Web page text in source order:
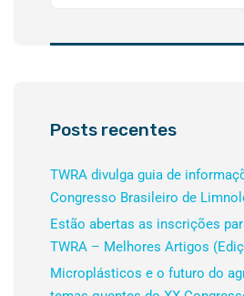
Posts recentes
TWRA divulga guia de
Congresso Brasileiro de
Estão abertas as inscrições
TWRA – Melhores Artigos
Microplásticos e o futuro do